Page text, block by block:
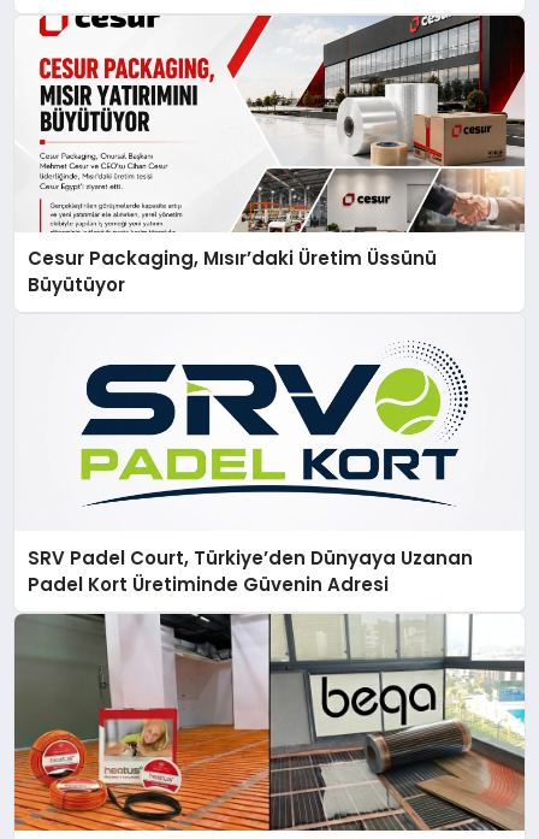
Cesur Packaging, Mısır’daki Üretim Üssünü
Büyütüyor
SRV Padel Court, Türkiye’den Dünyaya Uzanan
Padel Kort Üretiminde Güvenin Adresi